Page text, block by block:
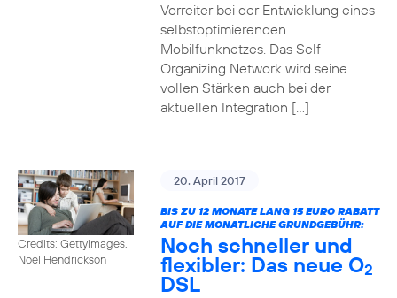
Vorreiter bei der Entwicklung eines
selbstoptimierenden
Mobilfunknetzes. Das Self
Organizing Network wird seine
vollen Stärken auch bei der
aktuellen Integration […]
Credits: Gettyimages,
Noel Hendrickson
20. April 2017
BIS ZU 12 MONATE LANG 15 EURO RABATT
AUF DIE MONATLICHE GRUNDGEBÜHR:
Noch schneller und
flexibler: Das neue O2
DSL